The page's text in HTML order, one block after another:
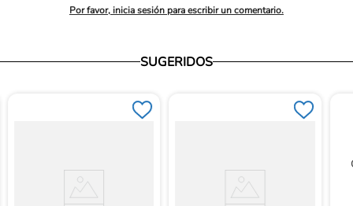
Por favor, inicia sesión para escribir un comentario.
SUGERIDOS